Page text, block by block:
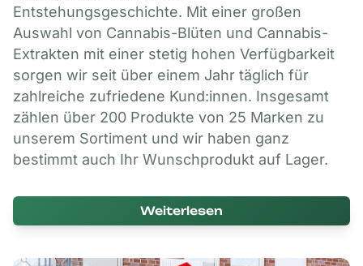
Entstehungsgeschichte. Mit einer großen
Auswahl von Cannabis-Blüten und Cannabis-
Extrakten mit einer stetig hohen Verfügbarkeit
sorgen wir seit über einem Jahr täglich für
zahlreiche zufriedene Kund:innen. Insgesamt
zählen über 200 Produkte von 25 Marken zu
unserem Sortiment und wir haben ganz
bestimmt auch Ihr Wunschprodukt auf Lager.
Weiterlesen